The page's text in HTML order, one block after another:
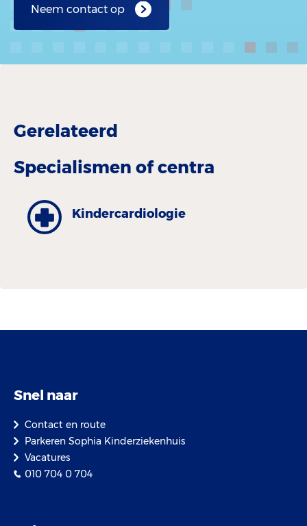
Neem contact op
Gerelateerd
Specialismen of centra
Kinder­cardiologie
Snel naar
Contact en route
Parkeren Sophia Kinderziekenhuis
Vacatures
010 704 0 704